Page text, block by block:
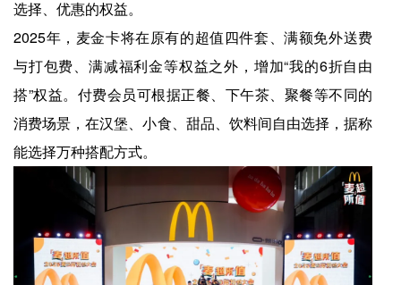
选择、优惠的权益。
2025年，麦金卡将在原有的超值四件套、满额免外送费
与打包费、满减福利金等权益之外，增加“我的6折自由
搭”权益。付费会员可根据正餐、下午茶、聚餐等不同的
消费场景，在汉堡、小食、甜品、饮料间自由选择，据称
能选择万种搭配方式。